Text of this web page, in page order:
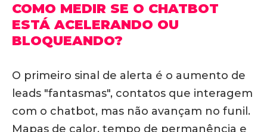
COMO MEDIR SE O CHATBOT
ESTÁ ACELERANDO OU
BLOQUEANDO?
O primeiro sinal de alerta é o aumento de
leads "fantasmas", contatos que interagem
com o chatbot, mas não avançam no funil.
Mapas de calor, tempo de permanência e